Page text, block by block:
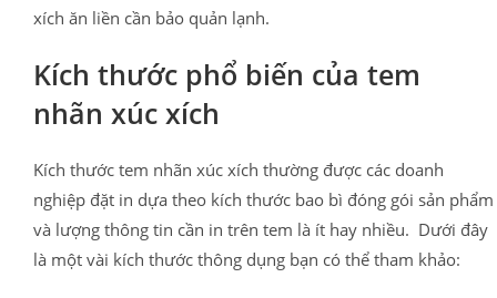
xích ăn liền cần bảo quản lạnh.
Kích thước phổ biến của tem
nhãn xúc xích
Kích thước tem nhãn xúc xích thường được các doanh
nghiệp đặt in dựa theo kích thước bao bì đóng gói sản phẩm
và lượng thông tin cần in trên tem là ít hay nhiều. Dưới đây
là một vài kích thước thông dụng bạn có thể tham khảo: